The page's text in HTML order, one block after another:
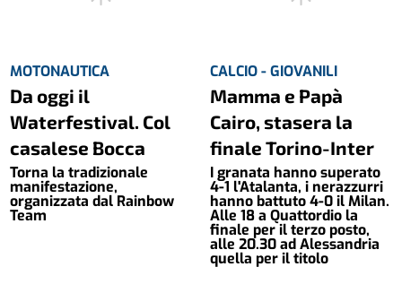
MOTONAUTICA
Da oggi il
Waterfestival. Col
casalese Bocca
Torna la tradizionale
manifestazione,
organizzata dal Rainbow
Team
CALCIO - GIOVANILI
Mamma e Papà
Cairo, stasera la
finale Torino-Inter
I granata hanno superato
4-1 l'Atalanta, i nerazzurri
hanno battuto 4-0 il Milan.
Alle 18 a Quattordio la
finale per il terzo posto,
alle 20.30 ad Alessandria
quella per il titolo